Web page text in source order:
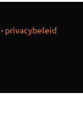
· privacybeleid